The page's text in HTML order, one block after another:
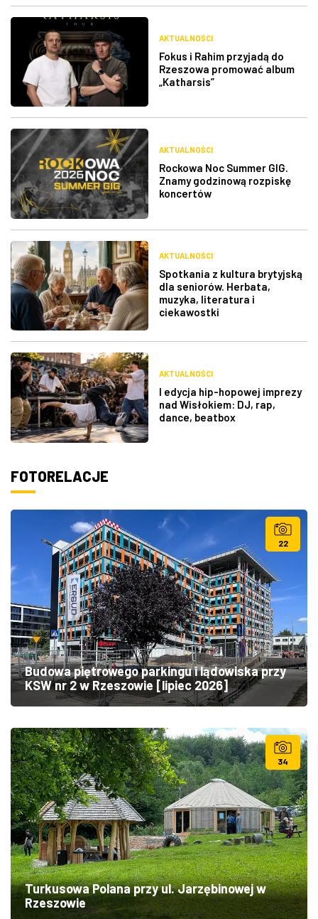
AKTUALNOŚCI
Fokus i Rahim przyjadą do
Rzeszowa promować album
„Katharsis”
AKTUALNOŚCI
Rockowa Noc Summer GIG.
Znamy godzinową rozpiskę
koncertów
AKTUALNOŚCI
Spotkania z kultura brytyjską
dla seniorów. Herbata,
muzyka, literatura i
ciekawostki
AKTUALNOŚCI
I edycja hip-hopowej imprezy
nad Wisłokiem: DJ, rap,
dance, beatbox
FOTORELACJE
22
Budowa piętrowego parkingu i lądowiska przy
KSW nr 2 w Rzeszowie [lipiec 2026]
34
Turkusowa Polana przy ul. Jarzębinowej w
Rzeszowie